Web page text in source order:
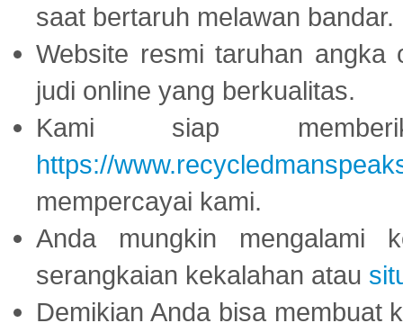
saat bertaruh melawan bandar.
Website resmi taruhan
judi online yang berkualitas.
Kami siap
https://
mempercayai kami.
Anda mungkin mengalami
serangkaian kekalahan atau
Demikian Anda bisa membuat